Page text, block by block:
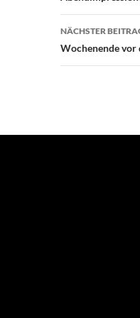
NÄCHSTER
Wochenende vor